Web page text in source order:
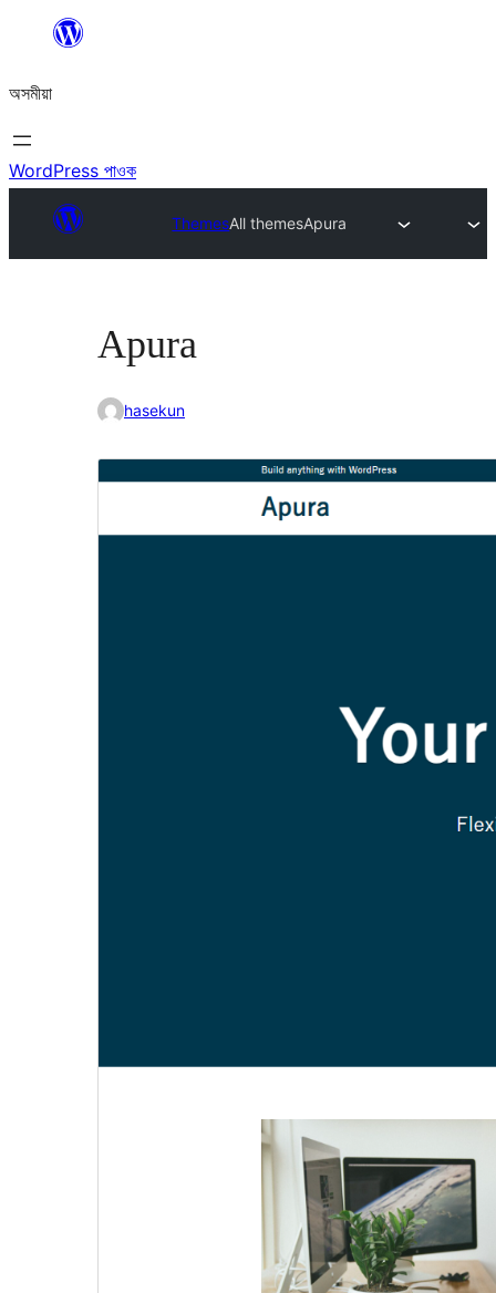
বিষয়বস্তুলৈ
যাওক
অসমীয়া
WordPress পাওক
ThemesAll themesApura
Apura
hasekun